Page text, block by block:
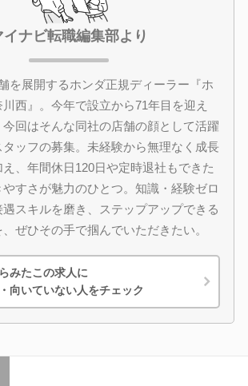
イナビ転職編集部より
を展開するホンダ正規ディーラー『ホ
西』。今年で設立から71年目を迎え
今回はそんな同社の店舗の顔として活躍
ッフの募集。未経験から無理なく成長
、年間休日120日や定時退社もできた
やすさが魅力のひとつ。知識・経験ゼロ
スキルを磨き、ステップアップできる
ぜひその手で掴んでいただきたい。
みたこの求人に
向いていない人をチェック